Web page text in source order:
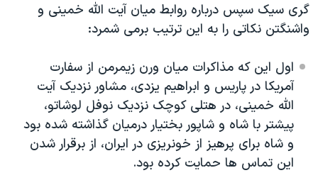
گری سیک سپس درباره روابط میان آیت الله خمینی و
واشنگتن نکاتی را به این ترتیب برمی شمرد:
اول این که مذاکرات میان ورن زیمرمن از سفارت
آمریکا در پاریس و ابراهیم یزدی، مشاور نزدیک آیت
الله خمینی، در هتلی کوچک نزدیک نوفل لوشاتو،
پیشتر با شاه و شاپور بختیار درمیان گذاشته شده بود
و شاه برای پرهیز از خونریزی در ایران، از برقرار شدن
این تماس ها حمایت کرده بود.